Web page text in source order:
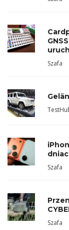
Szafa
Szafa
Szafa